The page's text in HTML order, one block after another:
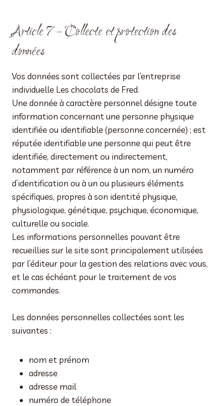
Article 7 – Collecte et protection des
données
Vos données sont collectées par l’entreprise
individuelle Les chocolats de Fred.
Une donnée à caractère personnel désigne toute
information concernant une personne physique
identifiée ou identifiable (personne concernée) ; est
réputée identifiable une personne qui peut être
identifiée, directement ou indirectement,
notamment par référence à un nom, un numéro
d’identification ou à un ou plusieurs éléments
spécifiques, propres à son identité physique,
physiologique, génétique, psychique, économique,
culturelle ou sociale.
Les informations personnelles pouvant être
recueillies sur le site sont principalement utilisées
par l’éditeur pour la gestion des relations avec vous,
et le cas échéant pour le traitement de vos
commandes.
Les données personnelles collectées sont les
suivantes :
nom et prénom
adresse
adresse mail
numéro de téléphone